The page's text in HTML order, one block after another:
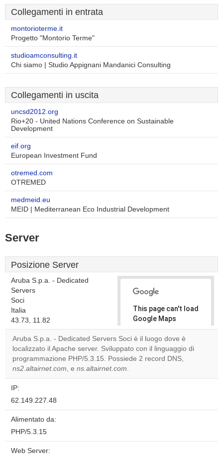
Collegamenti in entrata
montorioterme.it
Progetto "Montorio Terme"
studioamconsulting.it
Chi siamo | Studio Appignani Mandanici Consulting
Collegamenti in uscita
uncsd2012.org
Rio+20 - United Nations Conference on Sustainable
Development
eif.org
European Investment Fund
otremed.com
OTREMED
medmeid.eu
MEID | Mediterranean Eco Industrial Development
Server
Posizione Server
Aruba S.p.a. - Dedicated
Servers
Soci
Italia
43.73, 11.82
This page can't load
Google Maps
correctly.
Do you
own this
Aruba S.p.a. - Dedicated Servers Soci è il luogo dove è
localizzato il Apache server. Sviluppato con il linguaggio di
programmazione PHP/5.3.15. Possiede 2 record DNS,
ns2.altairnet.com, e ns.altairnet.com.
IP:
62.149.227.48
Alimentato da:
PHP/5.3.15
Web Server: